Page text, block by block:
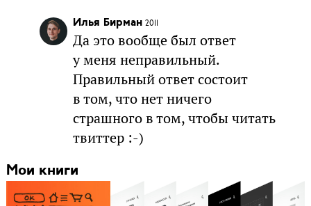
Илья Бирман 2011
Да это вообще был ответ
у меня неправильный.
Правильный ответ состоит
в том, что нет ничего
страшного в том, чтобы читать
твиттер :-)
Мои книги